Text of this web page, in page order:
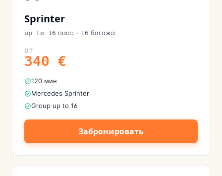
Sprinter
up to 16 пасс. · 16 багажа
ОТ
340 €
120 мин
Mercedes Sprinter
Group up to 16
Забронировать